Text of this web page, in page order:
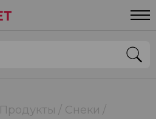
Продукты
Снеки